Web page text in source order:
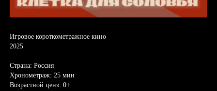
Игровое короткометражное кино
2025
Страна: Россия
Хронометраж: 25 мин
Возрастной ценз: 0+